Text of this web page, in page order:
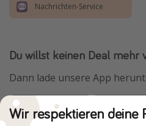
Nachrichten-Service
Du willst keinen Deal mehr
Dann lade unsere App
Wir respektieren deine